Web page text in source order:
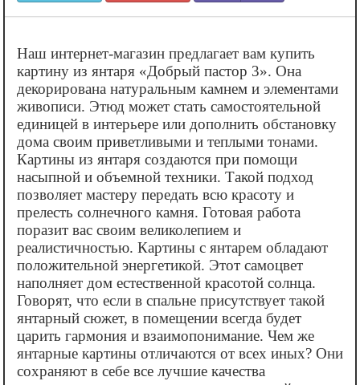
Наш интернет-магазин предлагает вам купить
картину из янтаря «‎Добрый пастор 3». Она
декорирована натуральным камнем и элементами
живописи. Этюд может стать самостоятельной
единицей в интерьере или дополнить обстановку
дома своим приветливыми и теплыми тонами.
Картины из янтаря создаются при помощи
насыпной и объемной техники. Такой подход
позволяет мастеру передать всю красоту и
прелесть солнечного камня. Готовая работа
поразит вас своим великолепием и
реалистичностью. Картины с янтарем обладают
положительной энергетикой. Этот самоцвет
наполняет дом естественной красотой солнца.
Говорят, что если в спальне присутствует такой
янтарный сюжет, в помещении всегда будет
царить гармония и взаимопонимание. Чем же
янтарные картины отличаются от всех иных? Они
сохраняют в себе все лучшие качества